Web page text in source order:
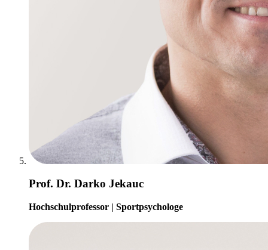
Prof. Dr. Darko Jekauc
Hochschulprofessor | Sportpsychologe